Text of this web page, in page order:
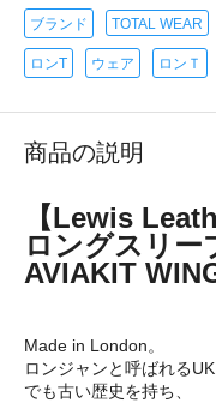
ブランド TOTAL WEAR
ロンT ウェア ロンＴ
商品の説明
【Lewis
ロングスリー
AVIAKIT
Made in London。
ロンジャンと呼ばれる
でも古い歴史を持ち、